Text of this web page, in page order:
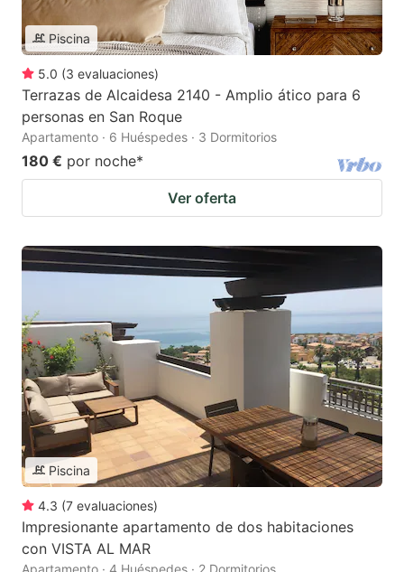
Piscina
5.0 (3 evaluaciones)
Terrazas de Alcaidesa 2140 - Amplio ático para 6
personas en San Roque
Apartamento · 6 Huéspedes · 3 Dormitorios
180 € por noche*
Ver oferta
Piscina
4.3 (7 evaluaciones)
Impresionante apartamento de dos habitaciones
con VISTA AL MAR
Apartamento · 4 Huéspedes · 2 Dormitorios